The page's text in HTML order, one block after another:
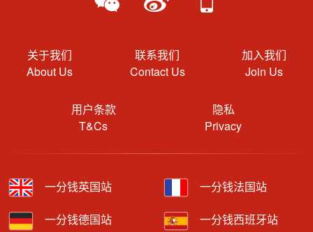
关于我们
About Us
联系我们
Contact Us
加入我们
Join Us
用户条款
T&Cs
隐私
Privacy
一分钱英国站 一分钱法国站
一分钱德国站 一分钱西班牙站